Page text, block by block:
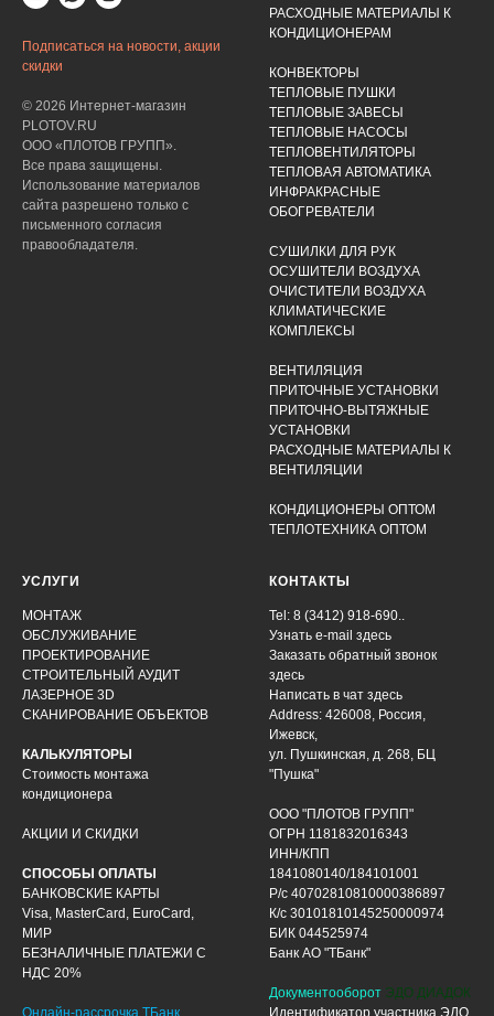
Подписаться на новости, акции
скидки
© 2026 Интернет-магазин
PLOTOV.RU
ООО «ПЛОТОВ ГРУПП».
Все права защищены.
Использование материалов
сайта разрешено только с
письменного согласия
правообладателя.
РАСХОДНЫЕ МАТЕРИАЛЫ К
КОНДИЦИОНЕРАМ
КОНВЕКТОРЫ
ТЕПЛОВЫЕ ПУШКИ
ТЕПЛОВЫЕ ЗАВЕСЫ
ТЕПЛОВЫЕ НАСОСЫ
ТЕПЛОВЕНТИЛЯТОРЫ
ТЕПЛОВАЯ АВТОМАТИКА
ИНФРАКРАСНЫЕ
ОБОГРЕВАТЕЛИ
СУШИЛКИ ДЛЯ РУК
ОСУШИТЕЛИ ВОЗДУХА
ОЧИСТИТЕЛИ ВОЗДУХА
КЛИМАТИЧЕСКИЕ
КОМПЛЕКСЫ
ВЕНТИЛЯЦИЯ
ПРИТОЧНЫЕ УСТАНОВКИ
ПРИТОЧНО-ВЫТЯЖНЫЕ
УСТАНОВКИ
РАСХОДНЫЕ МАТЕРИАЛЫ К
ВЕНТИЛЯЦИИ
КОНДИЦИОНЕРЫ ОПТОМ
ТЕПЛОТЕХНИКА ОПТОМ
УСЛУГИ
МОНТАЖ
ОБСЛУЖИВАНИЕ
ПРОЕКТИРОВАНИЕ
СТРОИТЕЛЬНЫЙ АУДИТ
ЛАЗЕРНОЕ 3D
СКАНИРОВАНИЕ ОБЪЕКТОВ
КАЛЬКУЛЯТОРЫ
Стоимость монтажа
кондиционера
АКЦИИ И СКИДКИ
СПОСОБЫ ОПЛАТЫ
БАНКОВСКИЕ КАРТЫ
Visa, MasterCard, EuroCard,
МИР
БЕЗНАЛИЧНЫЕ ПЛАТЕЖИ С
НДС 20%
Онлайн-рассрочка ТБанк
КОНТАКТЫ
Tel: 8 (3412) 918-690..
Узнать e-mail здесь
Заказать обратный звонок
здесь
Написать в чат здесь
Address: 426008, Россия,
Ижевск,
ул. Пушкинская, д. 268, БЦ
"Пушка"
ООО "ПЛОТОВ ГРУПП"
ОГРН 1181832016343
ИНН/КПП
1841080140/184101001
Р/с 40702810810000386897
К/с 30101810145250000974
БИК 044525974
Банк АО "ТБанк"
Документооборот ЭДО ДИАДОК
Идентификатор участника ЭДО